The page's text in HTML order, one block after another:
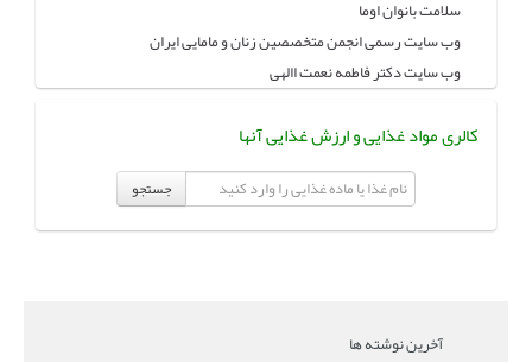
سلامت بانوان اوما
وب سایت رسمی انجمن متخصصین زنان و مامایی ایران
وب سایت دکتر فاطمه نعمت االهی
کالری مواد غذایی و ارزش غذایی آنها
جستجو
آخرین نوشته ها